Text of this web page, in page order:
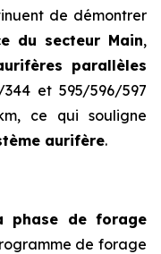
de démontrer
du secteur Main,
parallèles
et 595/596/597
ce qui souligne
aurifère.
phase de forage
de forage